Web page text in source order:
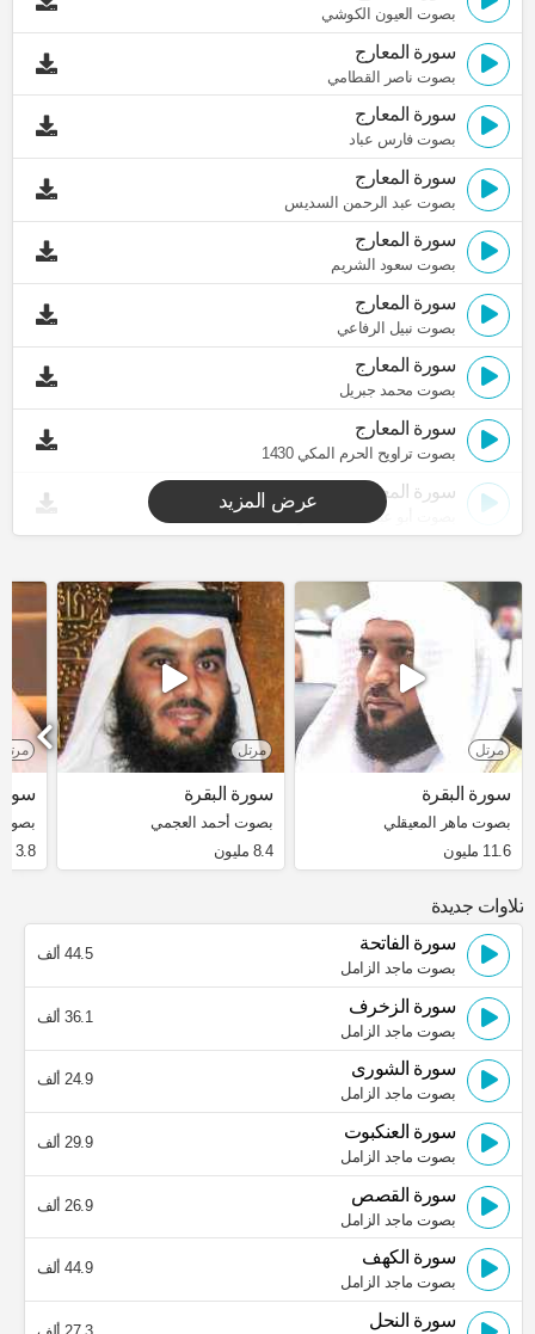
بصوت العيون الكوشي
سورة المعارج
بصوت ناصر القطامي
سورة المعارج
بصوت فارس عباد
سورة المعارج
بصوت عبد الرحمن السديس
سورة المعارج
بصوت سعود الشريم
سورة المعارج
بصوت نبيل الرفاعي
سورة المعارج
بصوت محمد جبريل
سورة المعارج
بصوت تراويح الحرم المكي 1430
سورة المعارج
بصوت أبو عبد الله المظفر
عرض المزيد
مرتل
سورة البقرة
بصوت ماهر المعيقلي
11.6 مليون
مرتل
سورة البقرة
بصوت أحمد العجمي
8.4 مليون
مرتل
3.8 مليون
تلاوات جديدة
سورة الفاتحة
بصوت ماجد الزامل
44.5 ألف
سورة الزخرف
بصوت ماجد الزامل
36.1 ألف
سورة الشورى
بصوت ماجد الزامل
24.9 ألف
سورة العنكبوت
بصوت ماجد الزامل
29.9 ألف
سورة القصص
بصوت ماجد الزامل
26.9 ألف
سورة الكهف
بصوت ماجد الزامل
44.9 ألف
سورة النحل